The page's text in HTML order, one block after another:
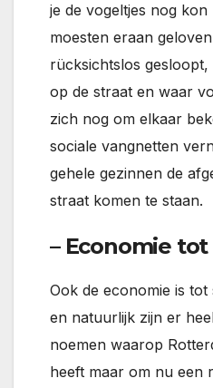
je de vogeltjes nog
moesten eraan
rücksichtslos
op de straat en waar
zich nog om elkaar
sociale vangnetten
gehele gezinnen de
straat komen te staan.
– Economie
Ook de economie is
en natuurlijk zijn er
noemen waarop
heeft maar om nu een